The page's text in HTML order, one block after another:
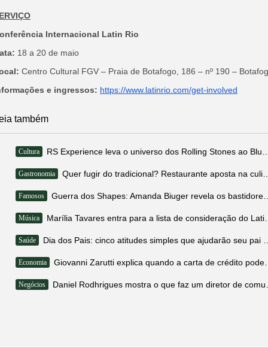
Internacional Latin Rio
18 a 20 de maio
Centro Cultural FGV – Praia de Botafogo, 186 – nº 190 –
e ingressos: https://www.latinrio.com/get-involved
também
Cultura
Gastronomia
Famosos
Música
Saúde
Economia
Negócios